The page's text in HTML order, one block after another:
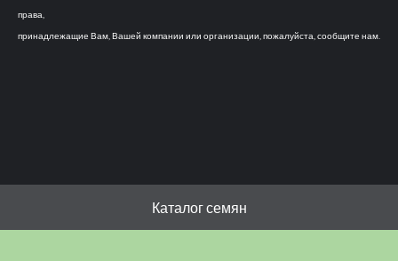
права,
принадлежащие Вам, Вашей компании или организации, пожалуйста, сообщите нам.
Каталог семян